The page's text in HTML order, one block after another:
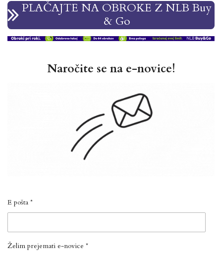
PLAČAJTE NA OBROKE Z NLB Buy
& Go
Naročite se na e-novice!
E pošta *
Želim prejemati e-novice *